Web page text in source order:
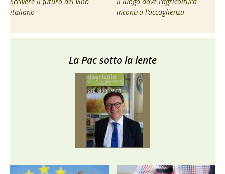
italiano
incontra l’accoglienza
La Pac sotto la lente